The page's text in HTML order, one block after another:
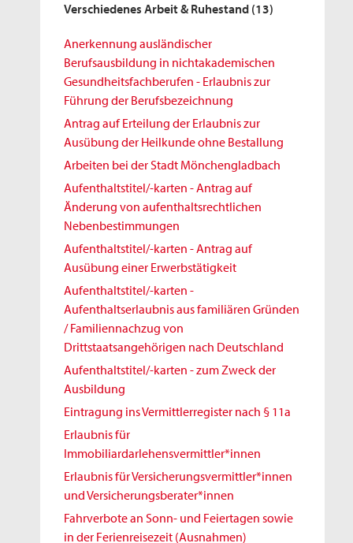
Verschiedenes Arbeit & Ruhestand (13)
Anerkennung ausländischer
Berufsausbildung in nichtakademischen
Gesundheitsfachberufen - Erlaubnis zur
Führung der Berufsbezeichnung
Antrag auf Erteilung der Erlaubnis zur
Ausübung der Heilkunde ohne Bestallung
Arbeiten bei der Stadt Mönchengladbach
Aufenthaltstitel/-karten - Antrag auf
Änderung von aufenthaltsrechtlichen
Nebenbestimmungen
Aufenthaltstitel/-karten - Antrag auf
Ausübung einer Erwerbstätigkeit
Aufenthaltstitel/-karten -
Aufenthaltserlaubnis aus familiären Gründen
/ Familiennachzug von
Drittstaatsangehörigen nach Deutschland
Aufenthaltstitel/-karten - zum Zweck der
Ausbildung
Eintragung ins Vermittlerregister nach § 11a
Erlaubnis für
Immobiliardarlehensvermittler*innen
Erlaubnis für Versicherungsvermittler*innen
und Versicherungsberater*innen
Fahrverbote an Sonn- und Feiertagen sowie
in der Ferienreisezeit (Ausnahmen)